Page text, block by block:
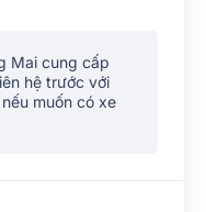
Mai cung cấp
hệ trước với
muốn có xe